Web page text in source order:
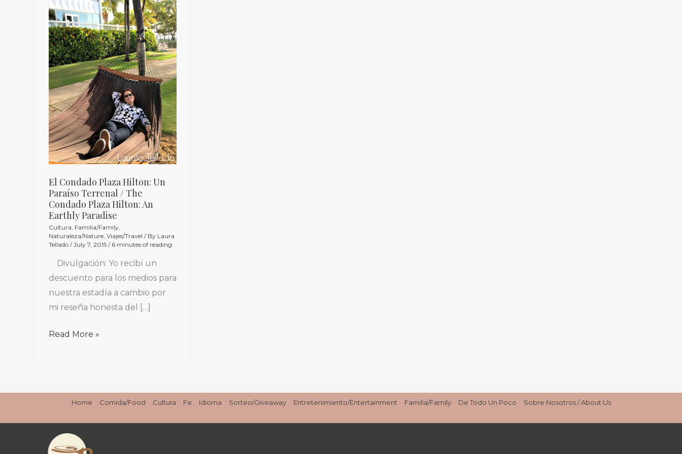
El Condado Plaza Hilton: Un
Paraíso Terrenal / The
Condado Plaza Hilton: An
Earthly Paradise
Cultura Familia/Family
Naturaleza/Nature Viajes/Travel / By Laura
Tellado /July 7, 2015 / 6 minutes of reading
Divulgación: Yo recibí un
descuento para los medios para
nuestra estadía a cambio por
mi reseña honesta del […]
Condado
Plaza
Hilton:
Un
Paraíso
Terrenal
/
The
Condado
Plaza
Hilton:
An
Earthly
Paradise
Read More »
Home Comida/Food Cultura Fe Idioma Sorteo/Giveaway Entretenimiento/Entertainment Familia/Family De Todo Un Poco Sobre Nosotros / About Us